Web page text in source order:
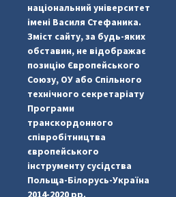
#PipIvanToday
pimrec_project
національний університет
імені Василя Стефаника.
Зміст сайту, за будь-яких
обставин, не відображає
позицію Європейського
Союзу, ОУ або Спільного
технічного секретаріату
Програми
транскордонного
співробітництва
європейського
інструменту сусідства
Польща-Білорусь-Україна
2014-2020 рр.